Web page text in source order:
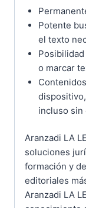
Potente
el texto
o marcar
incluso sin
Aranzadi LA
soluciones
formación y
editoriales
Aranzadi LA